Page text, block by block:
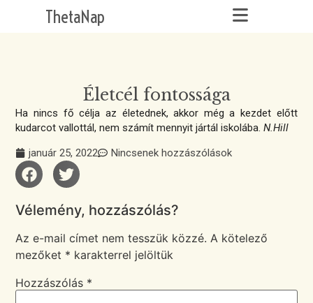
ThetaNap
Életcél fontossága
Ha nincs fő célja az életednek, akkor még a kezdet előtt
kudarcot vallottál, nem számít mennyit jártál iskolába.N.Hill
január 25, 2022 Nincsenek hozzászólások
Vélemény, hozzászólás?
Az e-mail címet nem tesszük közzé. A kötelező
mezőket * karakterrel jelöltük
Hozzászólás *